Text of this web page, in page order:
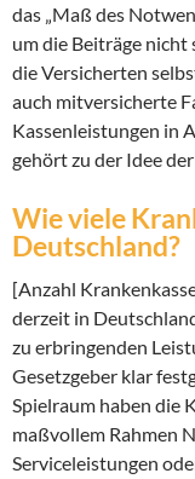
das „Maß des
um die Beiträge nicht
die Versicherten
auch mitversicherte
Kassenleistungen in
gehört zu der Idee
Wie viele
Deutschland?
[Anzahl
derzeit in
zu erbringenden
Gesetzgeber klar
Spielraum haben die
maßvollem Rahmen
Serviceleistungen